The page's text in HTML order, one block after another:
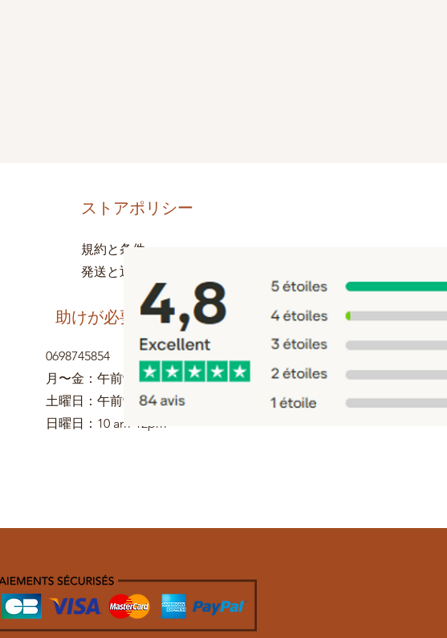
ストアポリシー
規約と条件
発送と返品
助けが必要
0698745854
月〜金：午前9時〜午後5時
土曜日：午前9時〜午後1時
日曜日：10 am-12pm